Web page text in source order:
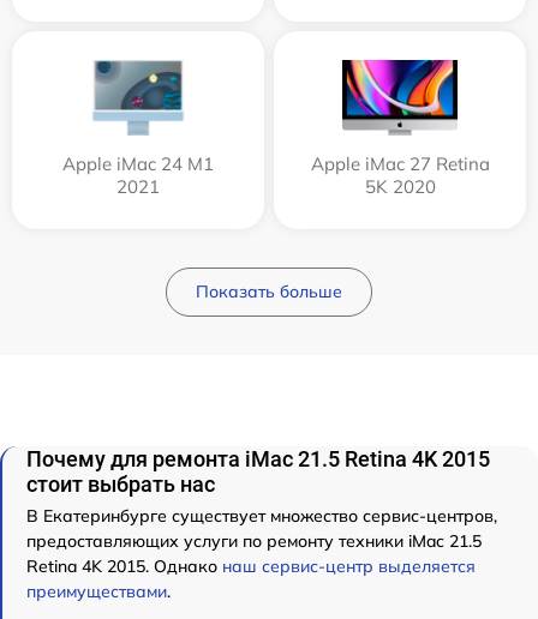
Apple iMac 24 M1
2021
Apple iMac 27 Retina
5K 2020
Показать больше
Почему для ремонта iMac 21.5 Retina 4K 2015
стоит выбрать нас
В Екатеринбурге существует множество сервис-центров,
предоставляющих услуги по ремонту техники iMac 21.5
Retina 4K 2015. Однако наш сервис-центр выделяется
преимуществами.